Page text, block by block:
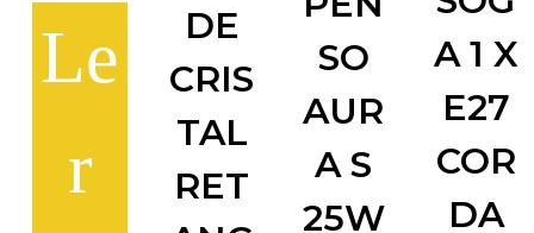
Le
r
DE
CRIS
TAL
RET
SO
AUR
A S
25W
A 1 X
E27
COR
DA